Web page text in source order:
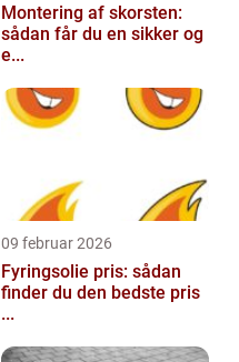
Montering af skorsten:
sådan får du en sikker og
e...
09 februar 2026
Fyringsolie pris: sådan
finder du den bedste pris
...